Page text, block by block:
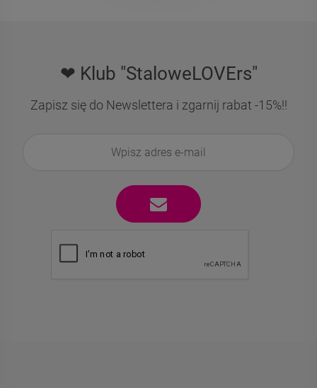
❤ Klub "StaloweLOVErs"
Zapisz się do Newslettera i zgarnij rabat -15%!!